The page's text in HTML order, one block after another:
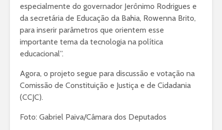
especialmente do governador Jerônimo Rodrigues e
da secretária de Educação da Bahia, Rowenna Brito,
para inserir parâmetros que orientem esse
importante tema da tecnologia na política
educacional”.
Agora, o projeto segue para discussão e votação na
Comissão de Constituição e Justiça e de Cidadania
(CCJC).
Foto: Gabriel Paiva/Câmara dos Deputados